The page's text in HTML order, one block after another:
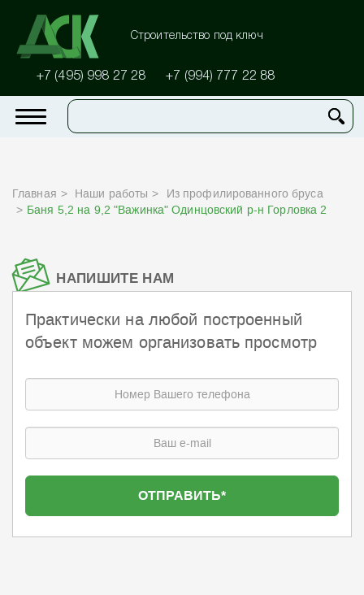
Строительство под ключ
+7 (495) 998 27 28 +7 (994) 777 22 88
Главная Наши работы
Из профилированного бруса
Баня 5,2 на 9,2 "Важинка" Одинцовский р-н Горловка 2
НАПИШИТЕ НАМ
Практически на любой построенный
объект можем организовать просмотр